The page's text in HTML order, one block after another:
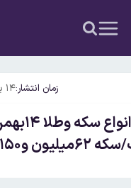
زمان انتشار:۱۴ بهمن ۱۴۰۳